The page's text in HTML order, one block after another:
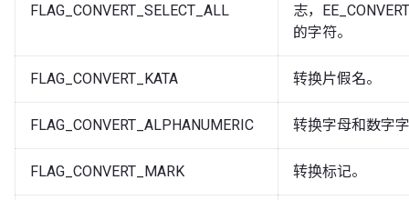
FLAG_CONVERT_SELECT_ALL
志，
的字符。
FLAG_CONVERT_KATA 转换片假名。
FLAG_CONVERT_ALPHANUMERIC 转换字母和数字
FLAG_CONVERT_MARK 转换标记。